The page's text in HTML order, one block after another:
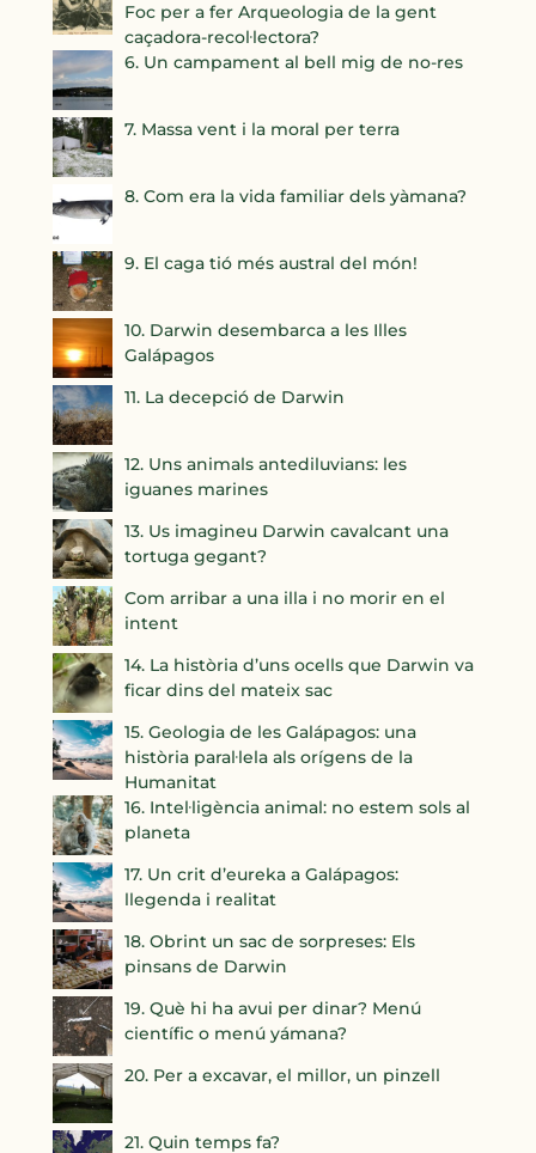
Foc per a fer Arqueologia de la gent
caçadora-recol·lectora?
6. Un campament al bell mig de no-res
7. Massa vent i la moral per terra
8. Com era la vida familiar dels yàmana?
9. El caga tió més austral del món!
10. Darwin desembarca a les Illes
Galápagos
11. La decepció de Darwin
12. Uns animals antediluvians: les
iguanes marines
13. Us imagineu Darwin cavalcant una
tortuga gegant?
Com arribar a una illa i no morir en el
intent
14. La història d’uns ocells que Darwin va
ficar dins del mateix sac
15. Geologia de les Galápagos: una
història paral·lela als orígens de la
Humanitat
16. Intel·ligència animal: no estem sols al
planeta
17. Un crit d’eureka a Galápagos:
llegenda i realitat
18. Obrint un sac de sorpreses: Els
pinsans de Darwin
19. Què hi ha avui per dinar? Menú
científic o menú yámana?
20. Per a excavar, el millor, un pinzell
21. Quin temps fa?